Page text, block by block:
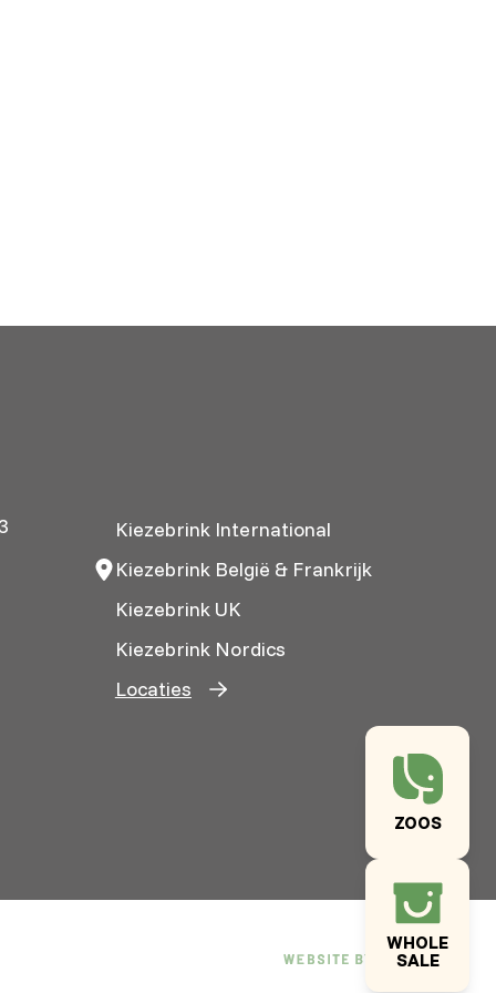
ZOOS
WHOLE
SALE
Kiezebrink International
Kiezebrink België & Frankrijk
Kiezebrink UK
Kiezebrink Nordics
Locaties